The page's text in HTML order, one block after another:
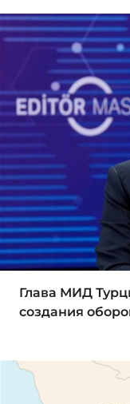
Глава МИД
создания